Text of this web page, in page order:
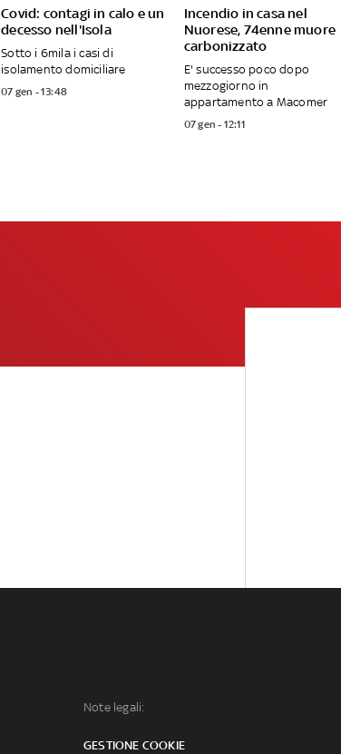
Covid: contagi in calo e un
decesso nell'Isola
Sotto i 6mila i casi di
isolamento domiciliare
07 gen - 13:48
Incendio in casa nel
Nuorese, 74enne muore
carbonizzato
E' successo poco dopo
mezzogiorno in
appartamento a Macomer
07 gen - 12:11
Note legali:
GESTIONE COOKIE